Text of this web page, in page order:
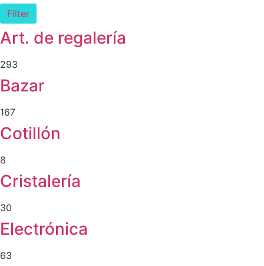
Filter
Art. de regalería
293
Bazar
167
Cotillón
8
Cristalería
30
Electrónica
63